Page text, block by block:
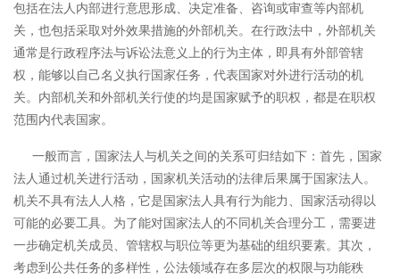
包括在法人内部进行意思形成、决定准备、咨询或审查等内部机
关，也包括采取对外效果措施的外部机关。在行政法中，外部机关
通常是行政程序法与诉讼法意义上的行为主体，即具有外部管辖
权，能够以自己名义执行国家任务，代表国家对外进行活动的机
关。 内部机关和外部机关行使的均是国家赋予的职权，都是在职权
范围内代表国家。
一般而言，国家法人与机关之间的关系可归结如下：首先，国家
法人通过机关进行活动，国家机关活动的法律后果属于国家法人。
机关不具有法人人格，它是国家法人具有行为能力、国家活动得以
可能的必要工具。为了能对国家法人的不同机关合理分工，需要进
一步确定机关成员、管辖权与职位等更为基础的组织要素。其次，
考虑到公共任务的多样性，公法领域存在多层次的权限与功能秩